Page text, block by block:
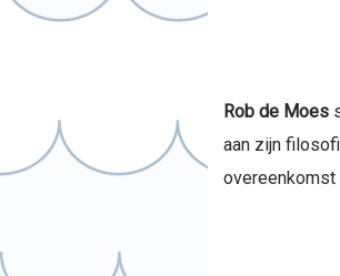
Rob de Moes
aan zijn
overeenkomst